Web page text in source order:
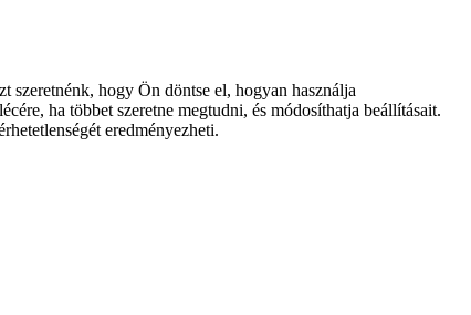
hogy Ön döntse el, hogyan használja
ha többet szeretne megtudni, és módosíthatja beállításait.
eredményezheti.